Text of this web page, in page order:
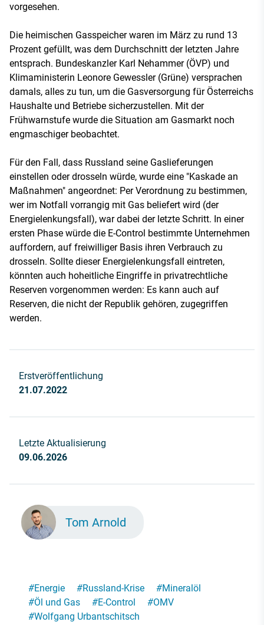
vorgesehen.
Die heimischen Gasspeicher waren im März zu rund 13
Prozent gefüllt, was dem Durchschnitt der letzten Jahre
entsprach. Bundeskanzler Karl Nehammer (ÖVP) und
Klimaministerin Leonore Gewessler (Grüne) versprachen
damals, alles zu tun, um die Gasversorgung für Österreichs
Haushalte und Betriebe sicherzustellen. Mit der
Frühwarnstufe wurde die Situation am Gasmarkt noch
engmaschiger beobachtet.
Für den Fall, dass Russland seine Gaslieferungen
einstellen oder drosseln würde, wurde eine "Kaskade an
Maßnahmen" angeordnet: Per Verordnung zu bestimmen,
wer im Notfall vorrangig mit Gas beliefert wird (der
Energielenkungsfall), war dabei der letzte Schritt. In einer
ersten Phase würde die E-Control bestimmte Unternehmen
auffordern, auf freiwilliger Basis ihren Verbrauch zu
drosseln. Sollte dieser Energielenkungsfall eintreten,
könnten auch hoheitliche Eingriffe in privatrechtliche
Reserven vorgenommen werden: Es kann auch auf
Reserven, die nicht der Republik gehören, zugegriffen
werden.
Erstveröffentlichung
21.07.2022
Letzte Aktualisierung
09.06.2026
Tom Arnold
#Energie #Russland-Krise #Mineralöl
#Öl und Gas #E-Control #OMV
#Wolfgang Urbantschitsch